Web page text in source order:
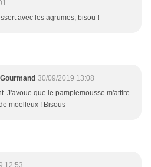
avec les agrumes, bisou !
30/09/2019 13:08
J'avoue que le pamplemousse m'attire
moelleux ! Bisous
12:53